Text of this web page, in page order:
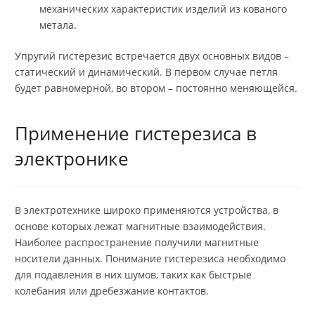
механических характеристик изделий из кованого
метала.
Упругий гистерезис встречается двух основных видов –
статический и динамический. В первом случае петля
будет равномерной, во втором – постоянно меняющейся.
Применение гистерезиса в
электронике
В электротехнике широко применяются устройства, в
основе которых лежат магнитные взаимодействия.
Наиболее распространение получили магнитные
носители данных. Понимание гистерезиса необходимо
для подавления в них шумов, таких как быстрые
колебания или дребезжание контактов.